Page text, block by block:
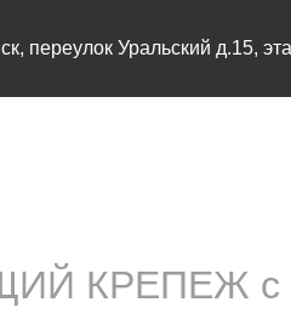
переулок Уральский д.15,
КРЕПЕЖ с